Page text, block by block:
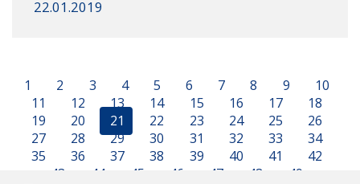
22.01.2019
1 2 3 4 5 6 7 8 9
10
11
12 13 14 15 16 17
18
19
20 21 22 23 24 25
26
27
28 29 30 31 32 33
34
35
36 37 38 39 40 41
42
43
44 45 46 47 48 49